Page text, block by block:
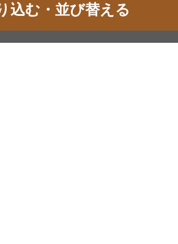
込む・並び替える